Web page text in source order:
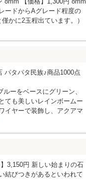
ードからAグレード程度の
かに2玉程出ています。）
パタパタ民族♪商品1000点
ーをベースにグリーン、
ても美しいレインボームー
イヤーで装飾し、アクアマ
3,150円 新しい始まりの石
結びつきがあるといわれて